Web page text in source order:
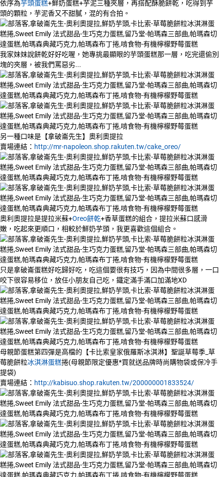
依序為芋頭蛋糕+鮮奶蛋糕+芋泥三種夾層，再搭配酥脆餅乾，吃得到芋
頭的顆粒，芋泥香又不甜膩，混的有合拍。
我家妹妹說餅乾好好吃喔，她專挑最顯眼的芋頭蛋糕那一層，吃完還偷別
塊的夾層，被我們罵惡劣...
另一種口味是【拿破崙先生】奧利奧提拉
賣場連結： http://mr-napoleon.shop.rakuten.tw/cake_oreo/
奧利奧提拉是提拉米蘇+Oreo餅乾+香草蛋糕的組合，提拉米蘇口感滑
嫩，吃起來更順口，相較於鮮奶芋頭，我更喜歡這個組合。
只是拿破崙蛋糕好吃歸好吃，吃這個要很有技巧，因為中間很多層，一口
咬下很容易移位，放任小朋友自己吃，鐵定滿手滿口加滿地XD
母親節蛋糕第四彈是高檔的【卡比索皇家俄羅斯冰淇淋】聖誕草莓季_草
莓脆餅粒冰淇淋蛋糕捲(母親節限定優惠*買就送品牌時尚購物袋或保冷手
提袋)
賣場連結： http://kabisuo.shop.rakuten.tw/200000001833524/